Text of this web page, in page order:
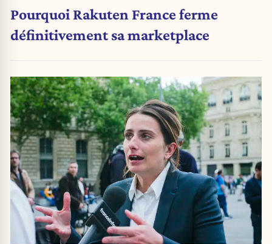
Pourquoi Rakuten France ferme
définitivement sa marketplace